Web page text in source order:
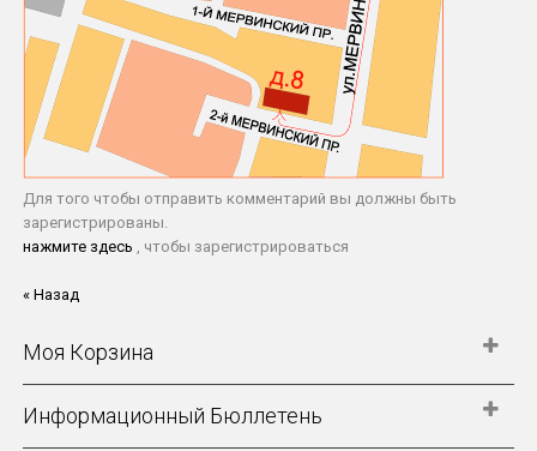
Для того чтобы отправить комментарий вы должны быть
зарегистрированы.
нажмите здесь , чтобы зарегистрироваться
« Назад
Моя Корзина
Информационный Бюллетень